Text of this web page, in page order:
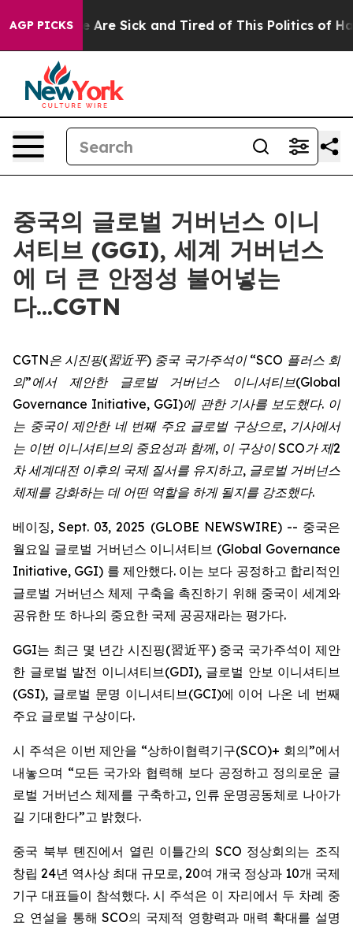
AGP PICKS
“People Are Sick and Tired of This Politics of
중국의 글로벌 거버넌스 이니
셔티브 (GGI), 세계 거버넌스
에 더 큰 안정성 불어넣는
다...CGTN
CGTN은 시진핑(習近平) 중국 국가주석이“SCO 플러스 회
의”에서 제안한 글로벌 거버넌스 이니셔티브(Global
Governance Initiative, GGI)에 관한 기사를 보도했다. 이
는 중국이 제안한 네 번째 주요 글로벌 구상으로, 기사에서
는 이번 이니셔티브의 중요성과 함께, 이 구상이SCO가 제2
차 세계대전 이후의 국제 질서를 유지하고, 글로벌 거버넌스
체제를 강화하는 데 어떤 역할을 하게 될지를 강조했다.
베이징, Sept. 03, 2025 (GLOBE NEWSWIRE) -- 중국은
월요일 글로벌 거버넌스 이니셔티브 (Global Governance
Initiative, GGI) 를 제안했다. 이는 보다 공정하고 합리적인
글로벌 거버넌스 체제 구축을 촉진하기 위해 중국이 세계와
공유한 또 하나의 중요한 국제 공공재라는 평가다.
GGI는 최근 몇 년간 시진핑(習近平) 중국 국가주석이 제안
한 글로벌 발전 이니셔티브(GDI), 글로벌 안보 이니셔티브
(GSI), 글로벌 문명 이니셔티브(GCI)에 이어 나온 네 번째
주요 글로벌 구상이다.
시 주석은 이번 제안을 “상하이협력기구(SCO)+ 회의”에서
내놓으며 “모든 국가와 협력해 보다 공정하고 정의로운 글
로벌 거버넌스 체제를 구축하고, 인류 운명공동체로 나아가
길 기대한다”고 밝혔다.
중국 북부 톈진에서 열린 이틀간의 SCO 정상회의는 조직
창립 24년 역사상 최대 규모로, 20여 개국 정상과 10개 국제
기구 대표들이 참석했다. 시 주석은 이 자리에서 두 차례 중
요 연설을 통해 SCO의 국제적 영향력과 매력 확대를 설명